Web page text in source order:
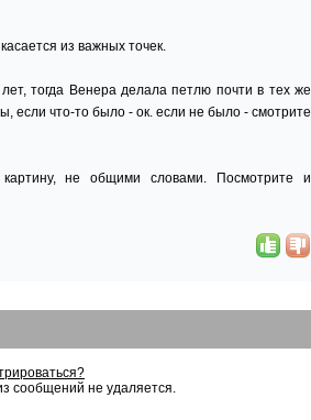
из важных точек.
тогда Венера делала петлю почти в тех же
если что-то было - ок. если не было - смотрите
картину, не общими словами. Посмотрите и
сообщений не удаляется.